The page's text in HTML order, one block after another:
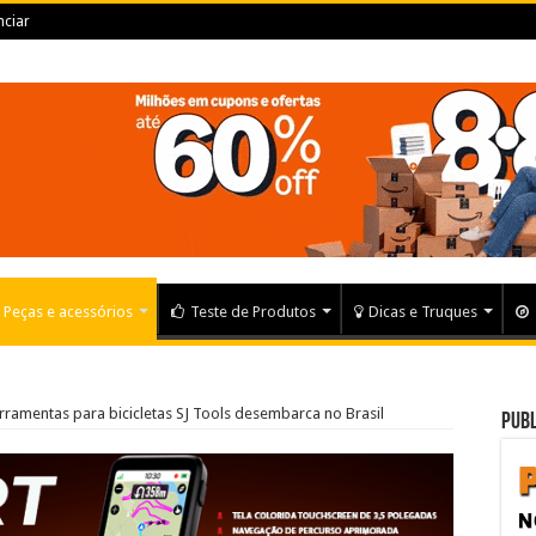
Peças e acessórios Teste de Produtos Dicas e Truques
para bicicletas SJ Tools desembarca no Brasil